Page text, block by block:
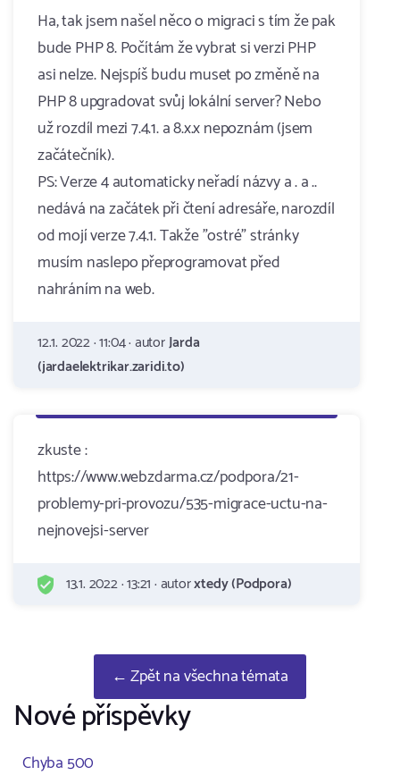
Ha, tak jsem našel něco o migraci s tím že pak
bude PHP 8. Počítám že vybrat si verzi PHP
asi nelze. Nejspíš budu muset po změně na
PHP 8 upgradovat svůj lokální server? Nebo
už rozdíl mezi 7.4.1. a 8.x.x nepoznám (jsem
začátečník).
PS: Verze 4 automaticky neřadí názvy a . a ..
nedává na začátek při čtení adresáře, narozdíl
od mojí verze 7.4.1. Takže "ostré" stránky
musím naslepo přeprogramovat před
nahráním na web.
12.1. 2022 · 11:04 · autorJarda
(jardaelektrikar.zaridi.to)
zkuste :
https://www.webzdarma.cz/podpora/21-
problemy-pri-provozu/535-migrace-uctu-na-
nejnovejsi-server
13.1. 2022 · 13:21 · autorxtedy (Podpora)
← Zpět na všechna témata
Nové příspěvky
Chyba 500